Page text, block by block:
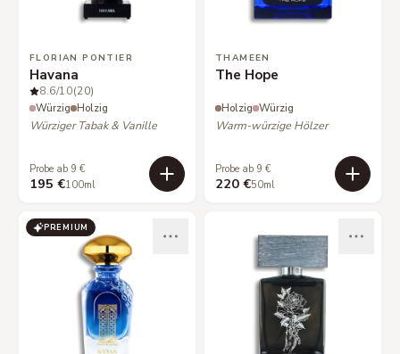
FLORIAN PONTIER
Havana
8.6/10(20)
Würzig Holzig
Würziger Tabak & Vanille
Probe ab 9 €
195 €100ml
THAMEEN
The Hope
Holzig Würzig
Warm-würzige Hölzer
Probe ab 9 €
220 €50ml
PREMIUM